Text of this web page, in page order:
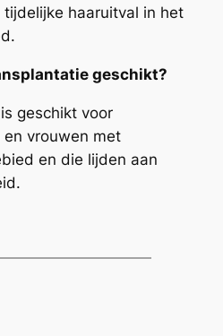
haaruitval in het
geschikt?
geschikt voor
vrouwen met
en die lijden aan